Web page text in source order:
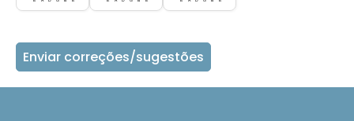
Enviar correções/sugestões